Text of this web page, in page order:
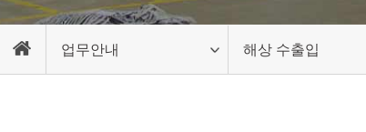
업무안내 해상 수출입